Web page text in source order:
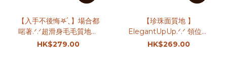
【入手不後悔𖤐 ̖́ 】場合都
啱著.ᐟ.ᐟ超滑身毛毛質地｜
GrandGrand珍珠Jacket
HK$279.00
【珍珠面質地 】
ElegantUpUp.ᐟ.ᐟ 領位小
心機｜兩著恤衫外套｜2色
HK$269.00